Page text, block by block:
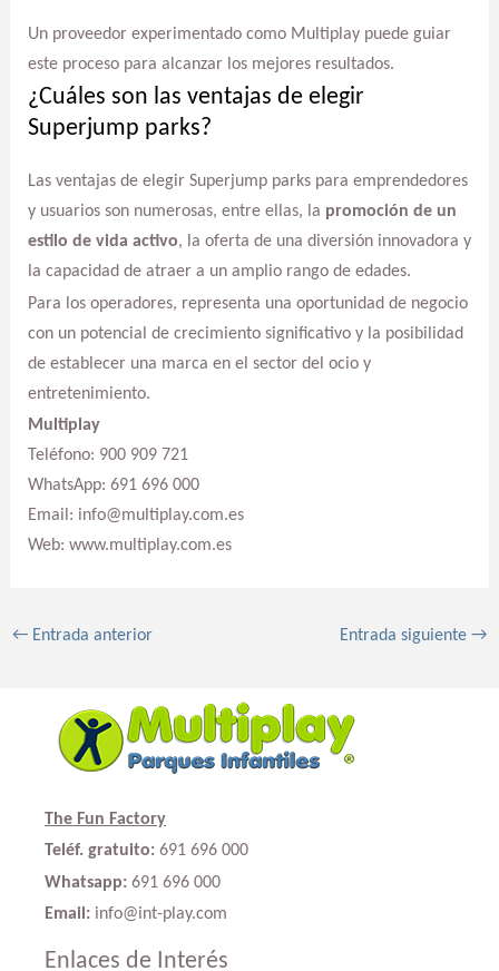
Un proveedor experimentado como Multiplay puede guiar
este proceso para alcanzar los mejores resultados.
¿Cuáles son las ventajas de elegir
Superjump parks?
Las ventajas de elegir Superjump parks para emprendedores
y usuarios son numerosas, entre ellas, la promoción de un
estilo de vida activo, la oferta de una diversión innovadora y
la capacidad de atraer a un amplio rango de edades.
Para los operadores, representa una oportunidad de negocio
con un potencial de crecimiento significativo y la posibilidad
de establecer una marca en el sector del ocio y
entretenimiento.
Multiplay
Teléfono: 900 909 721
WhatsApp: 691 696 000
Email: info@multiplay.com.es
Web: www.multiplay.com.es
←Entrada anterior Entrada siguiente→
The Fun Factory
Teléf. gratuito: 691 696 000
Whatsapp: 691 696 000
Email: info@int-play.com
Enlaces de Interés